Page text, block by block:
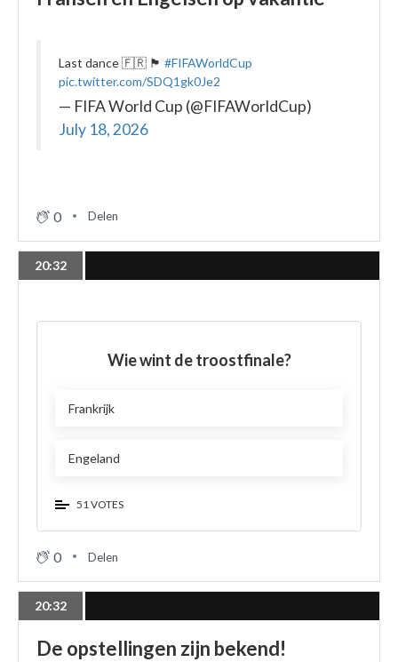
Last dance 🇫🇷 🏴󠁧󠁢󠁥󠁮󠁧󠁿 #FIFAWorldCup
pic.twitter.com/SDQ1gk0Je2
— FIFA World Cup (@FIFAWorldCup)
July 18, 2026
0 Delen
20:32
Wie wint de troostfinale?
Frankrijk
Engeland
51 VOTES
0 Delen
20:32
De opstellingen zijn bekend!